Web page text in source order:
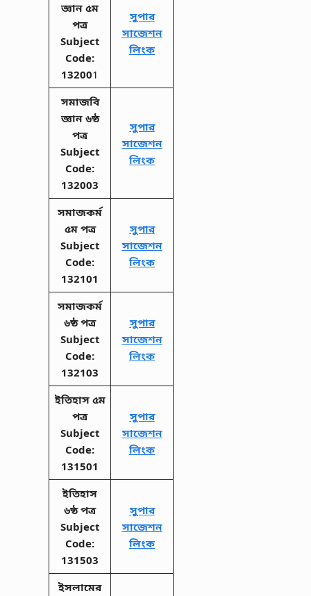
জ্ঞান ৫ম
পত্র
Subject
Code:
132001
সুপার
সাজেশন
লিংক
সমাজবি
জ্ঞান ৬ষ্ঠ
পত্র
Subject
Code:
132003
সুপার
সাজেশন
লিংক
সমাজকর্ম
৫ম পত্র
Subject
Code:
132101
সুপার
সাজেশন
লিংক
সমাজকর্ম
৬ষ্ঠ পত্র
Subject
Code:
132103
সুপার
সাজেশন
লিংক
ইতিহাস ৫ম
পত্র
Subject
Code:
131501
সুপার
সাজেশন
লিংক
ইতিহাস
৬ষ্ঠ পত্র
Subject
Code:
131503
সুপার
সাজেশন
লিংক
ইসলামের